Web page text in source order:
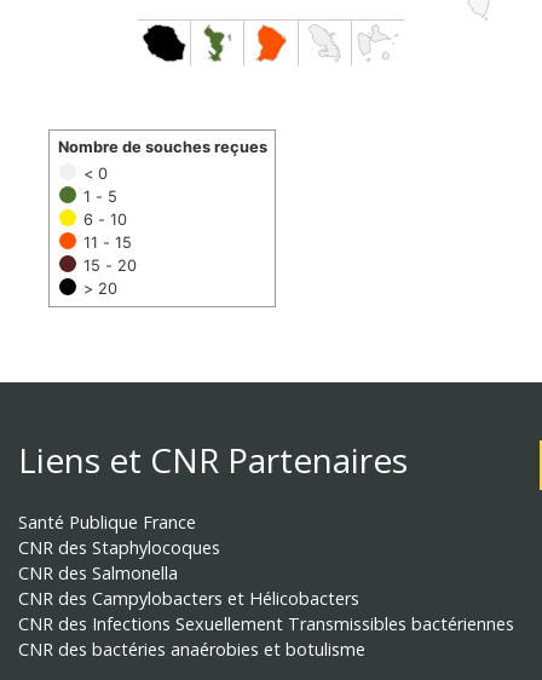
< 0
1 - 5
6 - 10
11 - 15
15 - 20
> 20
Nombre de souches reçues
Liens et CNR Partenaires
Santé Publique France
CNR des Staphylocoques
CNR des Salmonella
CNR des Campylobacters et Hélicobacters
CNR des Infections Sexuellement Transmissibles bactériennes
CNR des bactéries anaérobies et botulisme